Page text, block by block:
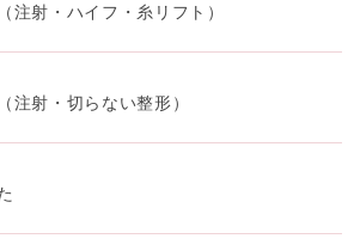
注射・ハイフ・糸リフト）
注射・切らない整形）